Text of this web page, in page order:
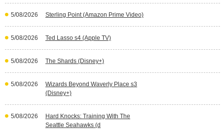
5/08/2026 Sterling Point (Amazon Prime Video)
5/08/2026 Ted Lasso s4 (Apple TV)
5/08/2026 The Shards (Disney+)
5/08/2026
Wizards Beyond Waverly Place s3
(Disney+)
5/08/2026
Hard Knocks: Training With The
Seattle Seahawks (d